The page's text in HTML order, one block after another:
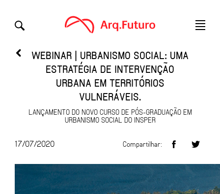
WEBINAR | URBANISMO SOCIAL: UMA
ESTRATÉGIA DE INTERVENÇÃO
URBANA EM TERRITÓRIOS
VULNERÁVEIS.
LANÇAMENTO DO NOVO CURSO DE PÓS-GRADUAÇÃO EM
URBANISMO SOCIAL DO INSPER
17/07/2020 Compartilhar: